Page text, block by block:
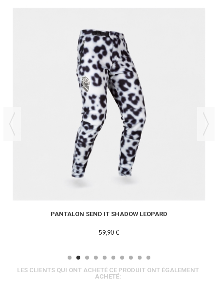
PANTALON SEND IT SHADOW LEOPARD
59,90 €
LES CLIENTS QUI ONT ACHETÉ CE PRODUIT ONT ÉGALEMENT
ACHETÉ: